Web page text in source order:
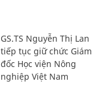
GS.TS Nguyễn Thị Lan
tiếp tục giữ chức Giám
đốc Học viện Nông
nghiệp Việt Nam